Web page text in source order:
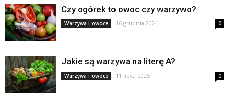
Czy ogórek to owoc czy warzywo?
Warzywa i owoce 16 grudnia 2024 0
Jakie są warzywa na literę A?
Warzywa i owoce 11 lipca 2025 0